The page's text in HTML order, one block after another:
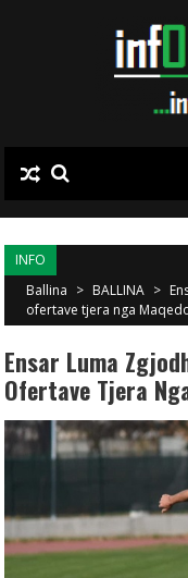
INFO
Ballina > BALLINA >
ofertave tjera nga
Ensar Luma
Ofertave Tjera